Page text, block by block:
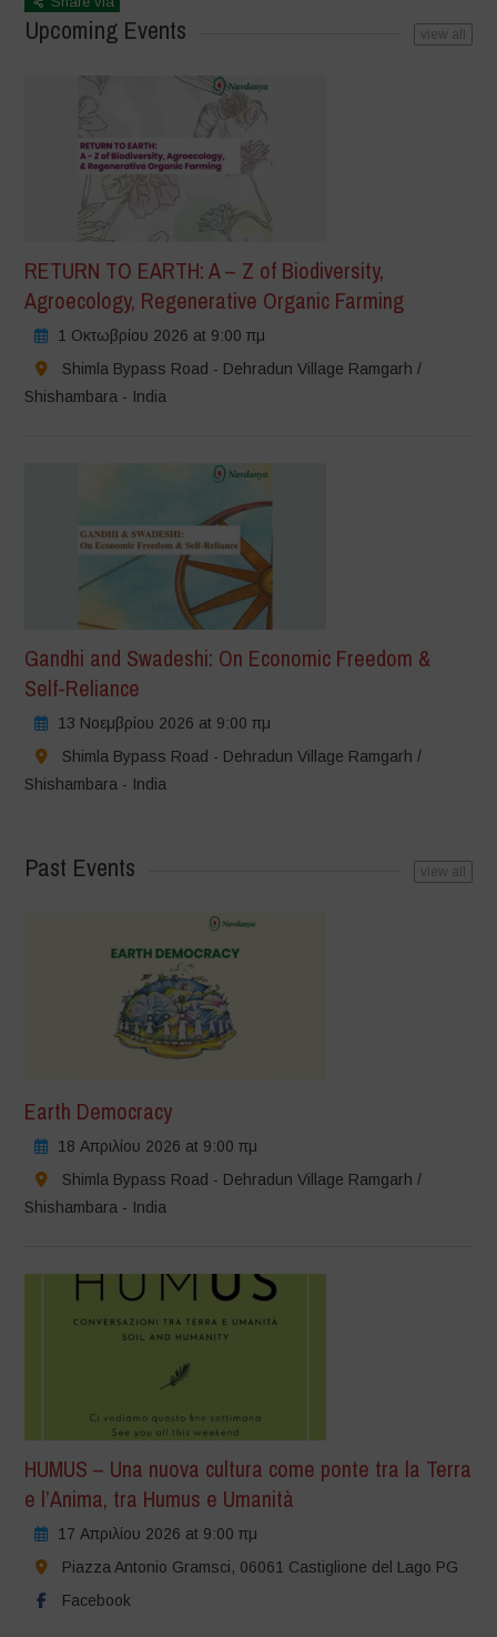
Upcoming Events view all
RETURN TO EARTH: A – Z of Biodiversity,
Agroecology, Regenerative Organic Farming
1 Οκτωβρίου 2026 at 9:00 πμ
Shimla Bypass Road - Dehradun Village Ramgarh /
Shishambara - India
Gandhi and Swadeshi: On Economic Freedom &
Self-Reliance
13 Νοεμβρίου 2026 at 9:00 πμ
Shimla Bypass Road - Dehradun Village Ramgarh /
Shishambara - India
Past Events view all
Earth Democracy
18 Απριλίου 2026 at 9:00 πμ
Shimla Bypass Road - Dehradun Village Ramgarh /
Shishambara - India
HUMUS – Una nuova cultura come ponte tra la Terra
e l’Anima, tra Humus e Umanità
17 Απριλίου 2026 at 9:00 πμ
Piazza Antonio Gramsci, 06061 Castiglione del Lago PG
Facebook